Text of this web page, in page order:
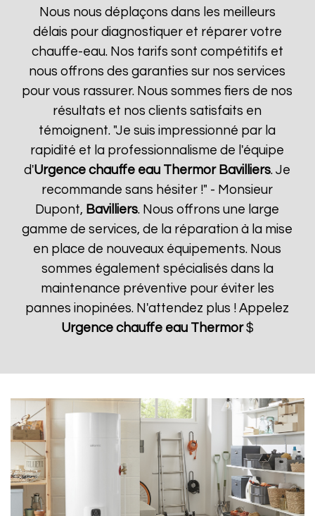
Nous nous déplaçons dans les meilleurs
délais pour diagnostiquer et réparer votre
chauffe-eau. Nos tarifs sont compétitifs et
nous offrons des garanties sur nos services
pour vous rassurer. Nous sommes fiers de nos
résultats et nos clients satisfaits en
témoignent. "Je suis impressionné par la
rapidité et la professionnalisme de l'équipe
d'Urgence chauffe eau Thermor Bavilliers. Je
recommande sans hésiter !" - Monsieur
Dupont, Bavilliers. Nous offrons une large
gamme de services, de la réparation à la mise
en place de nouveaux équipements. Nous
sommes également spécialisés dans la
maintenance préventive pour éviter les
pannes inopinées. N'attendez plus ! Appelez
Urgence chauffe eau Thermor$